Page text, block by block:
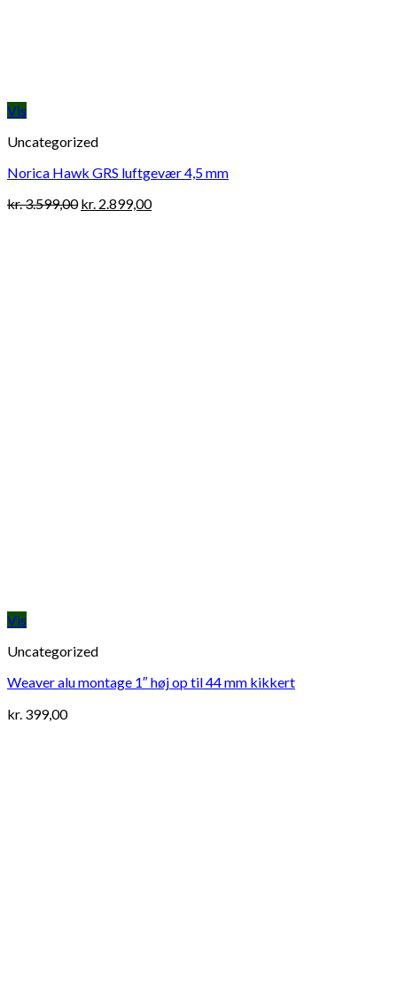
Vis
Uncategorized
Norica Hawk GRS luftgevær 4,5 mm
kr.3.599,00 Original
kr. 2.899,00Current
Vis
Uncategorized
Weaver alu montage 1″ høj op til 44 mm kikkert
kr. 399,00